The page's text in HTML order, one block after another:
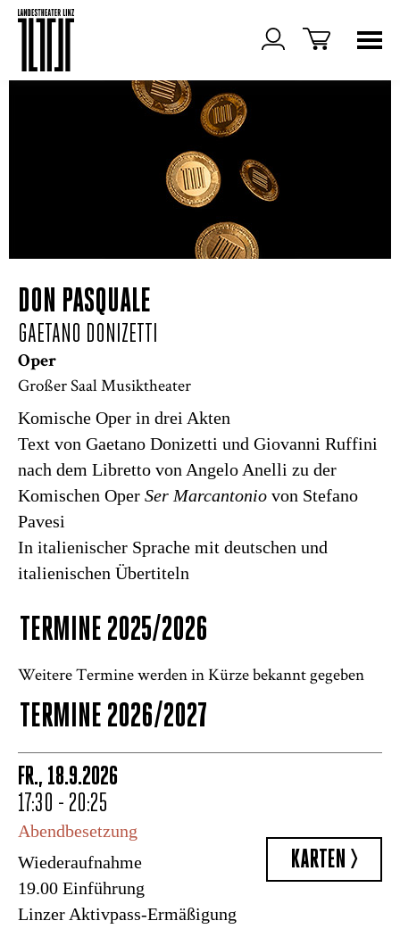
DON PASQUALE
GAETANO DONIZETTI
Oper
Großer Saal Musiktheater
Komische Oper in drei Akten
Text von Gaetano Donizetti und Giovanni Ruffini
nach dem Libretto von Angelo Anelli zu der
Komischen Oper Ser Marcantonio von Stefano
Pavesi
In italienischer Sprache mit deutschen und
italienischen Übertiteln
TERMINE 2025/2026
Weitere Termine werden in Kürze bekannt gegeben
TERMINE 2026/2027
FR., 18.9.2026
17:30 - 20:25
Abendbesetzung
Wiederaufnahme
19.00 Einführung
Linzer Aktivpass-Ermäßigung
KARTEN >